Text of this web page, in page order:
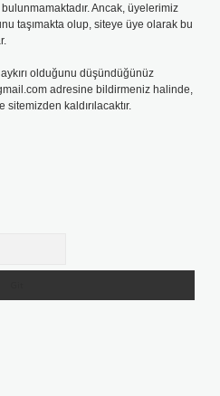
Ancak, üyelerimiz
taşımakta olup, siteye üye olarak bu
olduğunu düşündüğünüz
adresine bildirmeniz halinde,
kaldırılacaktır.